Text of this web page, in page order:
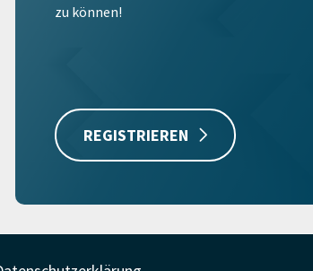
zu können!
REGISTRIEREN